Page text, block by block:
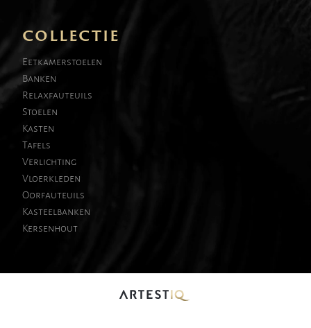
COLLECTIE
Eetkamerstoelen
Banken
Relaxfauteuils
Stoelen
Kasten
Tafels
Verlichting
Vloerkleden
Oorfauteuils
Kasteelbanken
Kersenhout